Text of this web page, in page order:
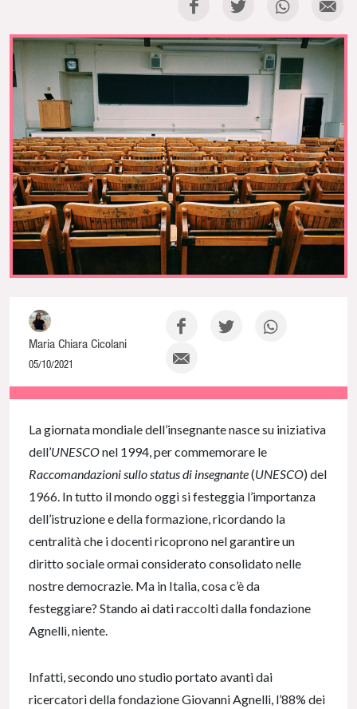
Maria Chiara Cicolani
05/10/2021
NaN% Complete
La giornata mondiale dell’insegnante nasce su iniziativa
dell’UNESCOnel 1994, per commemorare le
Raccomandazioni sullo status di insegnante(UNESCO) del
1966. In tutto il mondo oggi si festeggia l’importanza
dell’istruzione e della formazione, ricordando la
centralità che i docenti ricoprono nel garantire un
diritto sociale ormai considerato consolidato nelle
nostre democrazie. Ma in Italia, cosa c’è da
festeggiare? Stando ai dati raccolti dalla fondazione
Agnelli, niente.
Infatti, secondo uno studio portato avanti dai
ricercatori della fondazione Giovanni Agnelli, l’88% dei